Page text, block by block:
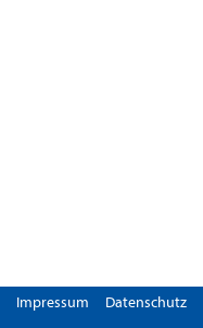
Impressum Datenschutz